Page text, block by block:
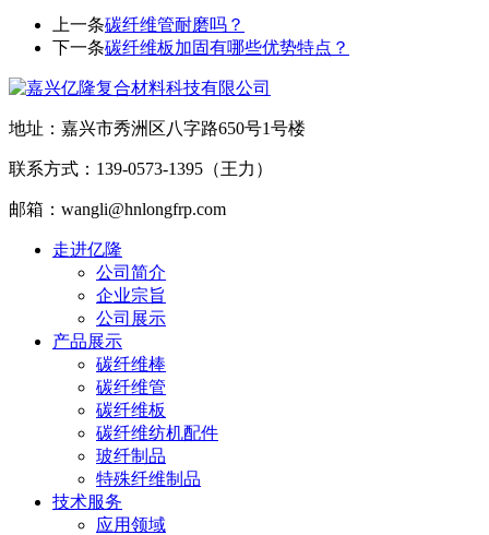
上一条碳纤维管耐磨吗？
下一条碳纤维板加固有哪些优势特点？
地址：嘉兴市秀洲区八字路650号1号楼
联系方式：139-0573-1395（王力）
邮箱：wangli@hnlongfrp.com
走进亿隆
公司简介
企业宗旨
公司展示
产品展示
碳纤维棒
碳纤维管
碳纤维板
碳纤维纺机配件
玻纤制品
特殊纤维制品
技术服务
应用领域